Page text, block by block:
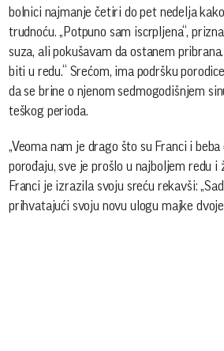
bolnici najmanje četiri do pet nedelja
trudnoću. „Potpuno sam iscrpljena“,
suza, ali pokušavam da ostanem
biti u redu.“ Srećom, ima podršku
da se brine o njenom sedmogodišnjem
teškog perioda.
„Veoma nam je drago što su Franci i
porođaju, sve je prošlo u najboljem redu i
Franci je izrazila svoju sreću rekavši:
prihvatajući svoju novu ulogu majke dvoje